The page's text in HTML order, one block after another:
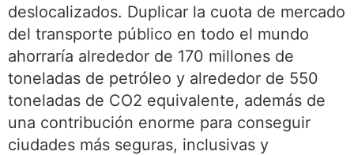
deslocalizados. Duplicar la cuota de mercado
del transporte público en todo el mundo
ahorraría alrededor de 170 millones de
toneladas de petróleo y alrededor de 550
toneladas de CO2 equivalente, además de
una contribución enorme para conseguir
ciudades más seguras, inclusivas y